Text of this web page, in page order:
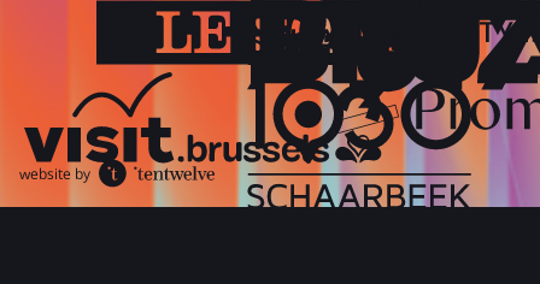
website by